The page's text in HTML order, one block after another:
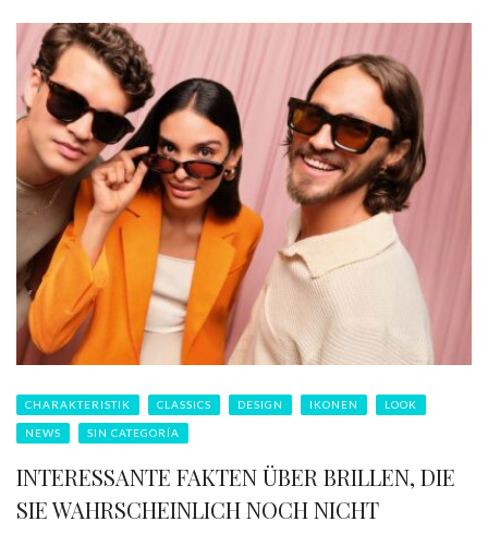
CHARAKTERISTIK CLASSICS DESIGN IKONEN LOOK
NEWS SIN CATEGORÍA
INTERESSANTE FAKTEN ÜBER BRILLEN, DIE
SIE WAHRSCHEINLICH NOCH NICHT